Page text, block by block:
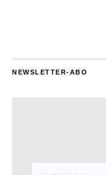
NEWSLETTER-ABO